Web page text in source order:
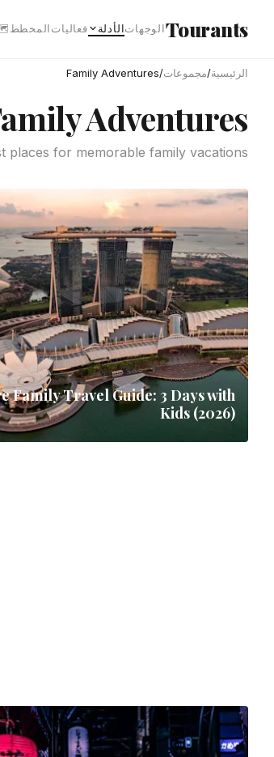
Tourantsالوجهاتالأدلة فعالياتالمخطط
الرئيسية/مجموعات/
Family Adventures
Adventures
for memorable family vacations.
Family Travel Guide: 3 Days with
Kids (2026)